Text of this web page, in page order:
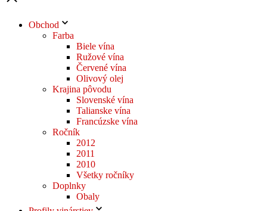
Obchod
Farba
Biele vína
Ružové vína
Červené vína
Olivový olej
Krajina pôvodu
Slovenské vína
Talianske vína
Francúzske vína
Ročník
2012
2011
2010
Všetky ročníky
Doplnky
Obaly